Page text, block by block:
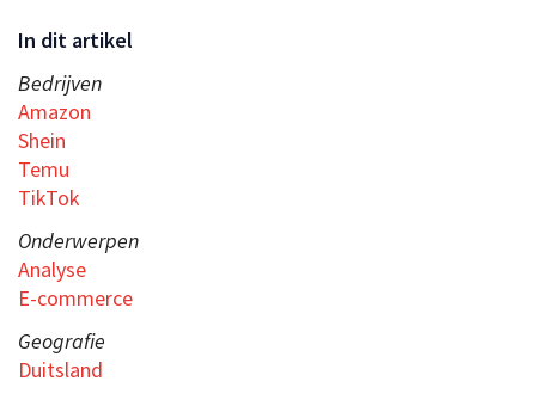
In dit artikel
Bedrijven
Amazon
Shein
Temu
TikTok
Onderwerpen
Analyse
E-commerce
Geografie
Duitsland